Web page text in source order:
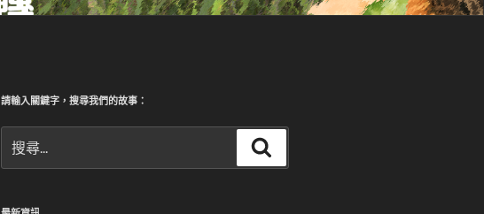
請輸入關鍵字，搜尋我們的故事：
尋
關
尋